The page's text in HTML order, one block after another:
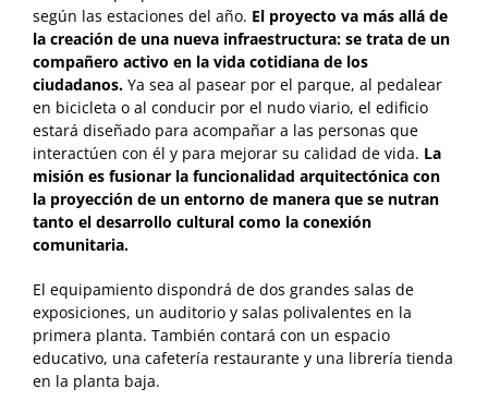
según las estaciones del año. El proyecto va más allá de
la creación de una nueva infraestructura: se trata de un
compañero activo en la vida cotidiana de los
ciudadanos.Ya sea al pasear por el parque, al pedalear
en bicicleta o al conducir por el nudo viario, el edificio
estará diseñado para acompañar a las personas que
interactúen con él y para mejorar su calidad de vida. La
misión es fusionar la funcionalidad arquitectónica con
la proyección de un entorno de manera que se nutran
tanto el desarrollo cultural como la conexión
comunitaria.
El equipamiento dispondrá de dos grandes salas de
exposiciones, un auditorio y salas polivalentes en la
primera planta. También contará con un espacio
educativo, una cafetería restaurante y una librería tienda
en la planta baja.